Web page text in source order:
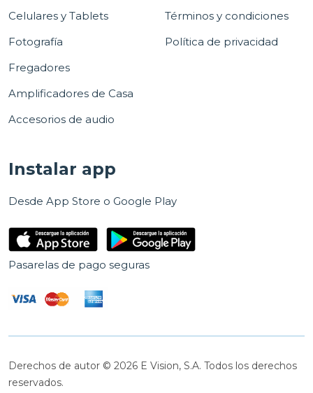
Celulares y Tablets
Fotografía
Fregadores
Amplificadores de Casa
Accesorios de audio
Términos y condiciones
Política de privacidad
Instalar app
Desde App Store o Google Play
Pasarelas de pago seguras
Derechos de autor © 2026 E Vision, S.A. Todos los derechos
reservados.